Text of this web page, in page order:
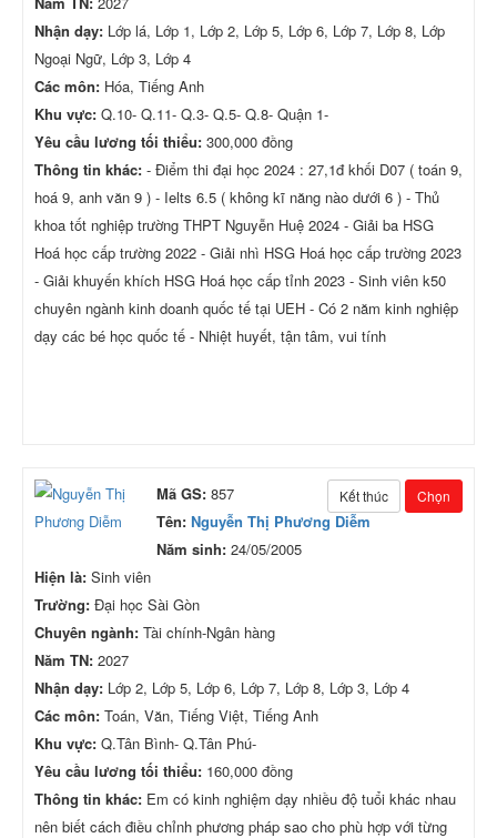
Nhận dạy: Lớp lá, Lớp 1, Lớp 2, Lớp 5, Lớp 6, Lớp 7, Lớp 8, Lớp
Ngoại Ngữ, Lớp 3, Lớp 4
Các môn: Hóa, Tiếng Anh
Khu vực: Q.10- Q.11- Q.3- Q.5- Q.8- Quận 1-
Yêu cầu lương tối thiểu: 300,000 đồng
Thông tin khác: - Điểm thi đại học 2024 : 27,1đ khối D07 ( toán 9,
hoá 9, anh văn 9 ) - Ielts 6.5 ( không kĩ năng nào dưới 6 ) - Thủ
khoa tốt nghiệp trường THPT Nguyễn Huệ 2024 - Giải ba HSG
Hoá học cấp trường 2022 - Giải nhì HSG Hoá học cấp trường 2023
- Giải khuyến khích HSG Hoá học cấp tỉnh 2023 - Sinh viên k50
chuyên ngành kinh doanh quốc tế tại UEH - Có 2 năm kinh nghiệp
dạy các bé học quốc tế - Nhiệt huyết, tận tâm, vui tính
Kết thúc Chọn
Mã GS: 857
Tên: Nguyễn Thị Phương Diễm
Năm sinh: 24/05/2005
Hiện là: Sinh viên
Trường: Đại học Sài Gòn
Chuyên ngành: Tài chính-Ngân hàng
Năm TN: 2027
Nhận dạy: Lớp 2, Lớp 5, Lớp 6, Lớp 7, Lớp 8, Lớp 3, Lớp 4
Các môn: Toán, Văn, Tiếng Việt, Tiếng Anh
Khu vực: Q.Tân Bình- Q.Tân Phú-
Yêu cầu lương tối thiểu: 160,000 đồng
Thông tin khác: Em có kinh nghiệm dạy nhiều độ tuổi khác nhau
nên biết cách điều chỉnh phương pháp sao cho phù hợp với từng